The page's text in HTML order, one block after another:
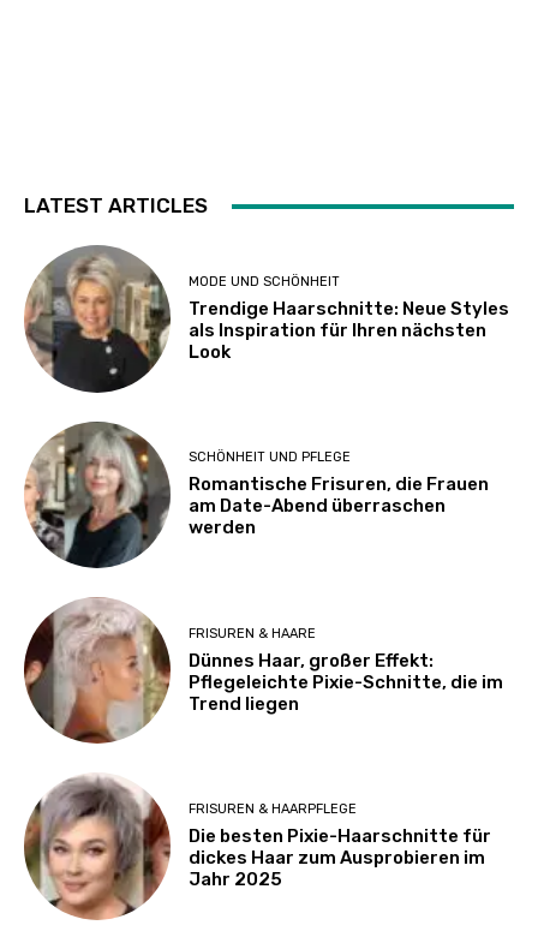
LATEST ARTICLES
MODE UND SCHÖNHEIT
Trendige Haarschnitte: Neue Styles
als Inspiration für Ihren nächsten
Look
SCHÖNHEIT UND PFLEGE
Romantische Frisuren, die Frauen
am Date-Abend überraschen
werden
FRISUREN & HAARE
Dünnes Haar, großer Effekt:
Pflegeleichte Pixie-Schnitte, die im
Trend liegen
FRISUREN & HAARPFLEGE
Die besten Pixie-Haarschnitte für
dickes Haar zum Ausprobieren im
Jahr 2025